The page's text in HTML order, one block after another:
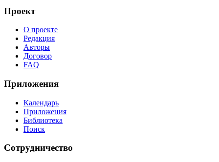
Проект
О проекте
Редакция
Авторы
Договор
FAQ
Приложения
Календарь
Приложения
Библиотека
Поиск
Сотрудничество